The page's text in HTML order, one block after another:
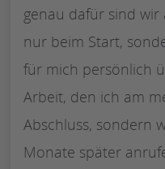
genau dafür sind wir
nur beim Start,
für mich persönlich
Arbeit, den ich am
Abschluss, sondern
Monate später